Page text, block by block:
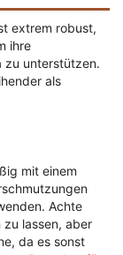
extrem robust,
ihre
zu unterstützen.
als
mit einem
Achte
lassen, aber
da es sonst